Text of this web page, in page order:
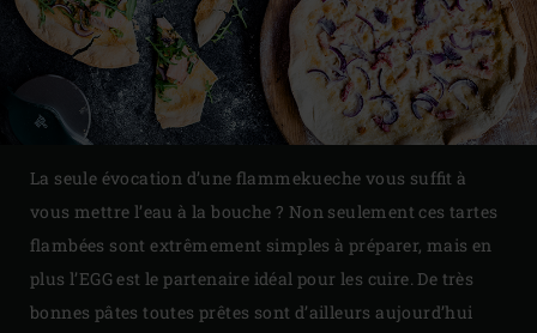
La seule évocation d’une flammekueche vous suffit à
vous mettre l’eau à la bouche ? Non seulement ces tartes
flambées sont extrêmement simples à préparer, mais en
plus l’EGG est le partenaire idéal pour les cuire. De très
bonnes pâtes toutes prêtes sont d’ailleurs aujourd’hui